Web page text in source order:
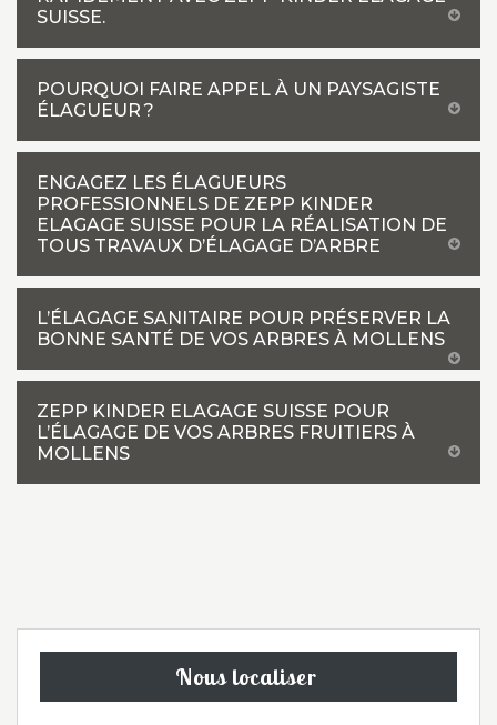
SUISSE.
POURQUOI FAIRE APPEL À UN PAYSAGISTE
ÉLAGUEUR ?
ENGAGEZ LES ÉLAGUEURS
PROFESSIONNELS DE ZEPP KINDER
ELAGAGE SUISSE POUR LA RÉALISATION DE
TOUS TRAVAUX D’ÉLAGAGE D’ARBRE
L’ÉLAGAGE SANITAIRE POUR PRÉSERVER LA
BONNE SANTÉ DE VOS ARBRES À MOLLENS
ZEPP KINDER ELAGAGE SUISSE POUR
L’ÉLAGAGE DE VOS ARBRES FRUITIERS À
MOLLENS
Nous localiser